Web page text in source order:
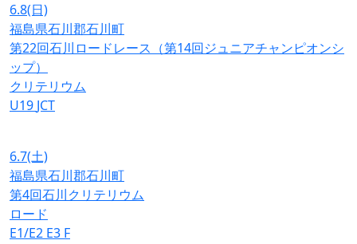
6.8(日)
福島県石川郡石川町
第22回石川ロードレース（第14回ジュニアチャンピオンシ
ップ）
クリテリウム
U19 JCT
6.7(土)
福島県石川郡石川町
第4回石川クリテリウム
ロード
E1/E2 E3 F